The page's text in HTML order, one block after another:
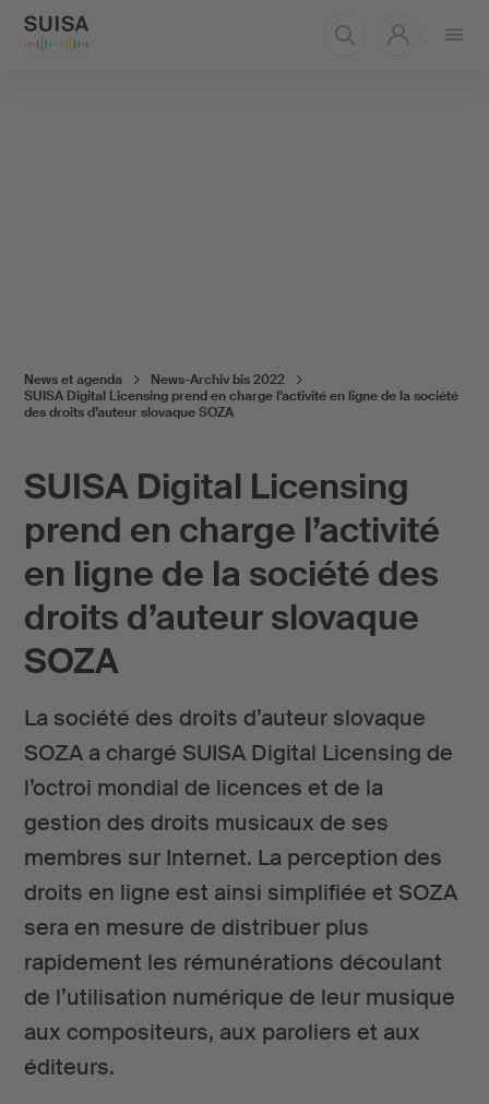
le
SUISA Digital Licensing
prend en charge l’activité
en ligne de la société des
droits d’auteur slovaque
SOZA
La société des droits d’auteur slovaque
SOZA a chargé SUISA Digital Licensing de
l’octroi mondial de licences et de la
gestion des droits musicaux de ses
membres sur Internet. La perception des
droits en ligne est ainsi simplifiée et SOZA
sera en mesure de distribuer plus
rapidement les rémunérations découlant
de l’utilisation numérique de leur musique
aux compositeurs, aux paroliers et aux
éditeurs.
News et agenda
News-Archiv bis 2022
SUISA Digital Licensing prend en charge l’activité en ligne de la société
des droits d’auteur slovaque SOZA